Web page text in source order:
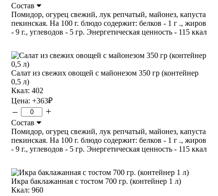
Состав
Помидор, огурец свежий, лук репчатый, майонез, капуста
пекинская. На 100 г. блюдо содержит: белков - 1 г ., жиров
- 9 г., углеводов - 5 гр. Энергетическая ценность - 115 ккал
Салат из свежих овощей с майонезом 350 гр (контейнер
0,5 л)
Ккал: 402
Цена: +363₽
– +
Состав
Помидор, огурец свежий, лук репчатый, майонез, капуста
пекинская. На 100 г. блюдо содержит: белков - 1 г ., жиров
- 9 г., углеводов - 5 гр. Энергетическая ценность - 115 ккал
Икра баклажанная с тостом 700 гр. (контейнер 1 л)
Ккал: 960